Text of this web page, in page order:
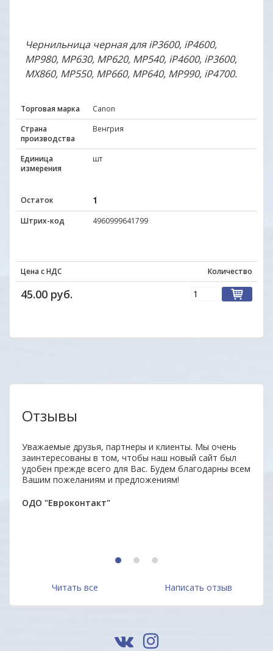
Чернильница черная для iP3600, iP4600,
MP980, MP630, MP620, MP540, iP4600, iP3600,
MX860, MP550, MP660, MP640, MP990, iP4700.
Торговая марка
Canon
Страна
производства
Венгрия
Единица
измерения
шт
Остаток 1
Штрих-код 4960999641799
Цена с НДС Количество
45.00 руб.
Отзывы
Уважаемые друзья, партнеры и клиенты. Мы очень
заинтересованы в том, чтобы наш новый сайт был
удобен прежде всего для Вас. Будем благодарны всем
Вашим пожеланиям и предложениям!
ОДО "Евроконтакт"
1 2 3
Читать все Написать отзыв